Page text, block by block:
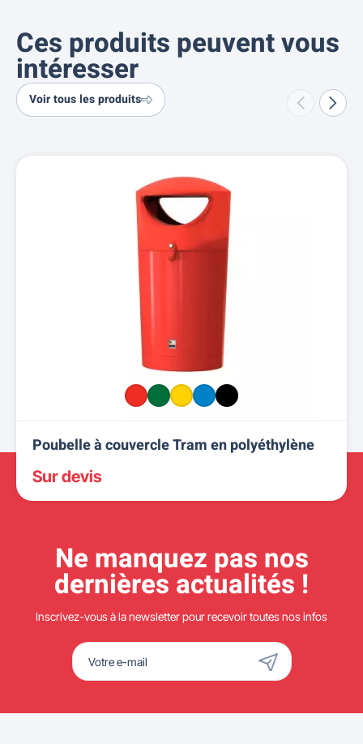
Ces produits peuvent vous
intéresser
Voir tous les produits
Poubelle à couvercle Tram en polyéthylène
Sur devis
Ne manquez pas nos
dernières actualités !
Inscrivez-vous à la newsletter pour recevoir toutes nos infos